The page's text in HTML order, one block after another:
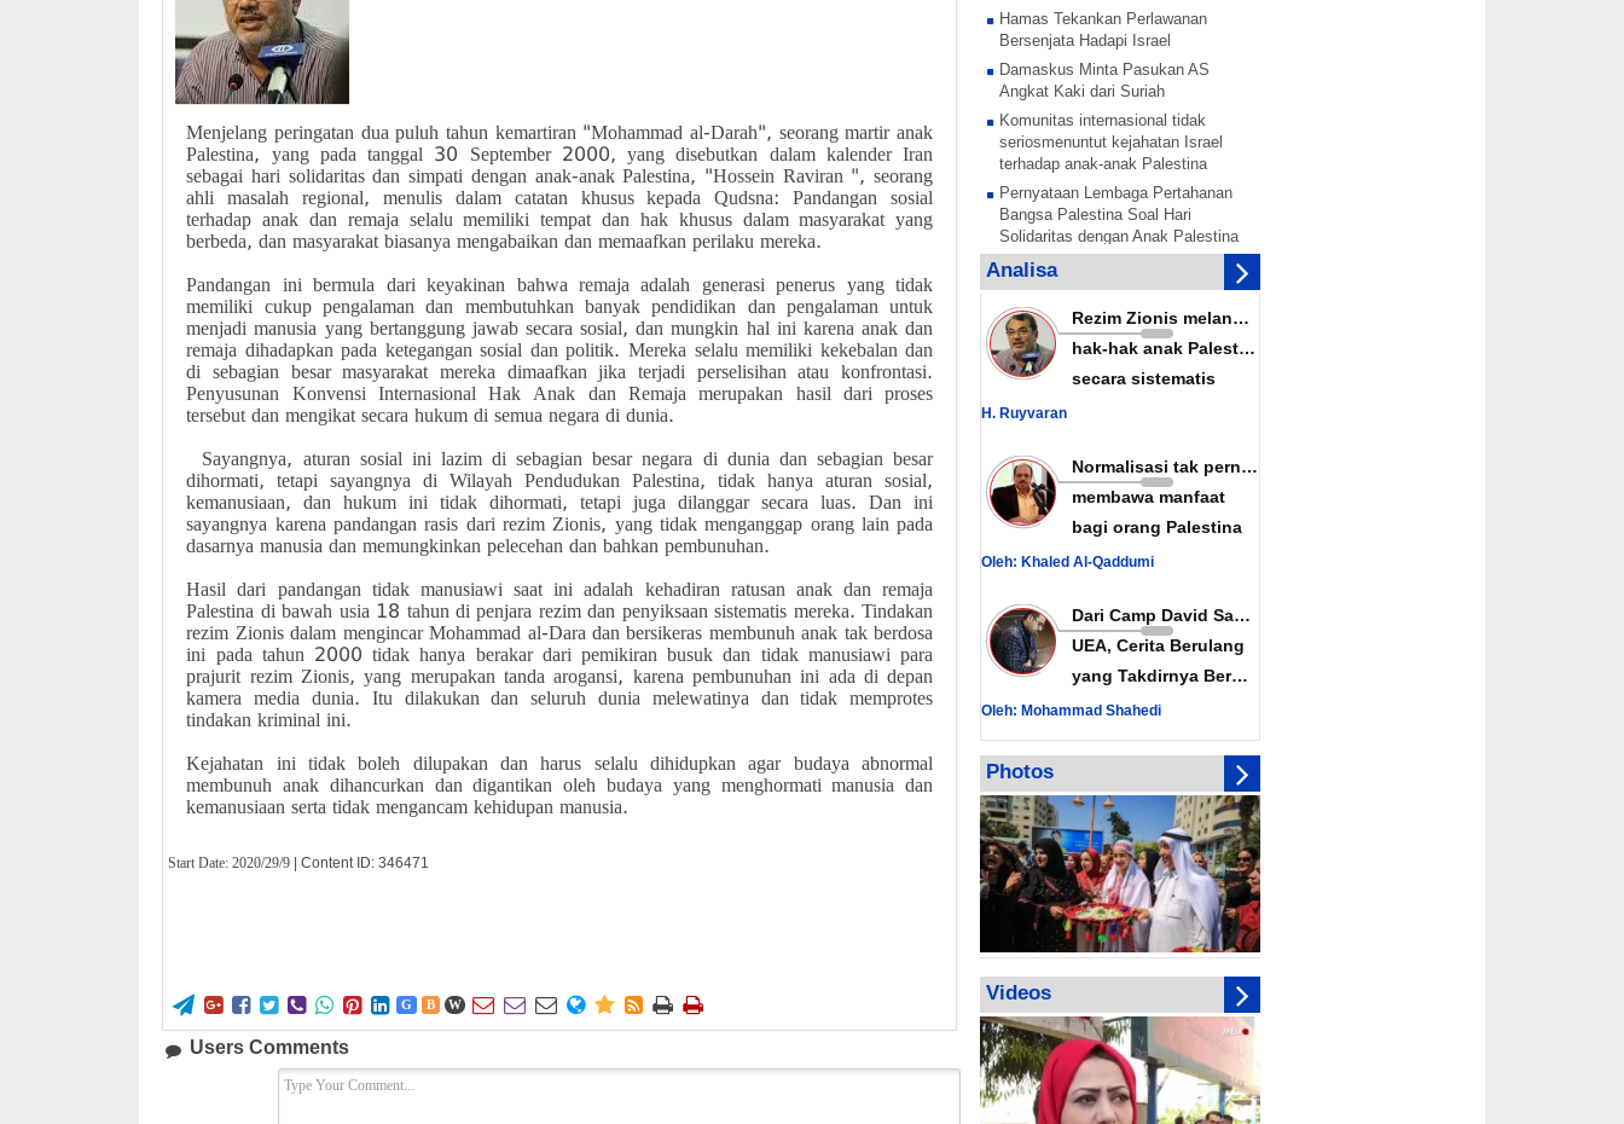
Menjelang peringatan dua puluh tahun kemartiran "Mohammad al-Darah", seorang martir anak
Palestina, yang pada tanggal 30 September 2000, yang disebutkan dalam kalender Iran
sebagai hari solidaritas dan simpati dengan anak-anak Palestina, "Hossein Raviran ", seorang
ahli masalah regional, menulis dalam catatan khusus kepada Qudsna: Pandangan sosial
terhadap anak dan remaja selalu memiliki tempat dan hak khusus dalam masyarakat yang
berbeda, dan masyarakat biasanya mengabaikan dan memaafkan perilaku mereka.
Pandangan ini bermula dari keyakinan bahwa remaja adalah generasi penerus yang tidak
memiliki cukup pengalaman dan membutuhkan banyak pendidikan dan pengalaman untuk
menjadi manusia yang bertanggung jawab secara sosial, dan mungkin hal ini karena anak dan
remaja dihadapkan pada ketegangan sosial dan politik. Mereka selalu memiliki kekebalan dan
di sebagian besar masyarakat mereka dimaafkan jika terjadi perselisihan atau konfrontasi.
Penyusunan Konvensi Internasional Hak Anak dan Remaja merupakan hasil dari proses
tersebut dan mengikat secara hukum di semua negara di dunia.
Sayangnya, aturan sosial ini lazim di sebagian besar negara di dunia dan sebagian besar
dihormati, tetapi sayangnya di Wilayah Pendudukan Palestina, tidak hanya aturan sosial,
kemanusiaan, dan hukum ini tidak dihormati, tetapi juga dilanggar secara luas. Dan ini
sayangnya karena pandangan rasis dari rezim Zionis, yang tidak menganggap orang lain pada
dasarnya manusia dan memungkinkan pelecehan dan bahkan pembunuhan.
Hasil dari pandangan tidak manusiawi saat ini adalah kehadiran ratusan anak dan remaja
Palestina di bawah usia 18 tahun di penjara rezim dan penyiksaan sistematis mereka. Tindakan
rezim Zionis dalam mengincar Mohammad al-Dara dan bersikeras membunuh anak tak berdosa
ini pada tahun 2000 tidak hanya berakar dari pemikiran busuk dan tidak manusiawi para
prajurit rezim Zionis, yang merupakan tanda arogansi, karena pembunuhan ini ada di depan
kamera media dunia. Itu dilakukan dan seluruh dunia melewatinya dan tidak memprotes
tindakan kriminal ini.
Kejahatan ini tidak boleh dilupakan dan harus selalu dihidupkan agar budaya abnormal
membunuh anak dihancurkan dan digantikan oleh budaya yang menghormati manusia dan
kemanusiaan serta tidak mengancam kehidupan manusia.
Start Date:2020/29/9 | Content ID: 346471
        G B W        
Users Comments
Hamas Tekankan Perlawanan
Bersenjata Hadapi Israel
Damaskus Minta Pasukan AS
Angkat Kaki dari Suriah
Komunitas internasional tidak
seriosmenuntut kejahatan Israel
terhadap anak-anak Palestina
Pernyataan Lembaga Pertahanan
Bangsa Palestina Soal Hari
Solidaritas dengan Anak Palestina
Anak Palestina akan bentuk
tentara pembebasan Palestina
Rezim Zionis melanggar hak-hak
anak Palestina secara terorganisir
Sesi untuk solidaritas dengan
anak-anak Palestina akan
mengelar
Presisi Sudah Diaktifkan
Hamas Tekankan Rekonsiliasi
Nasional Lawan Konspirasi Israel
Yordania Buka Jalur Perdagangan
dengan Suriah
Analisa
Rezim Zionis melanggar
hak-hak anak Palestina
secara sistematis
H. Ruyvaran
Normalisasi tak pernah
membawa manfaat
bagi orang Palestina
Oleh: Khaled Al-Qaddumi
Dari Camp David Sampai
UEA, Cerita Berulang
yang Takdirnya Berulang
Oleh: Mohammad Shahedi
Photos
Videos